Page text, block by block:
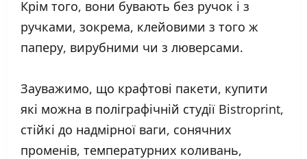
Крім того, вони бувають без ручок і з
ручками, зокрема, клейовими з того ж
паперу, вирубними чи з люверсами.
Зауважимо, що крафтові пакети, купити
які можна в поліграфічній студії Bistroprint,
стійкі до надмірної ваги, сонячних
променів, температурних коливань,